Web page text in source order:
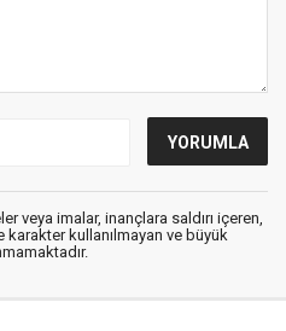
veya imalar, inançlara saldırı içeren,
karakter kullanılmayan ve büyük